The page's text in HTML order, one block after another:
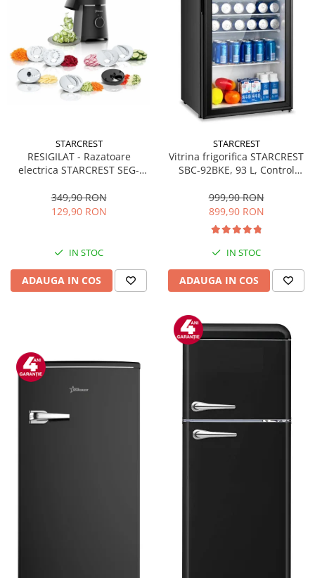
STARCREST
RESIGILAT - Razatoare
electrica STARCREST SEG-
taiere, Negru
349,90 RON
129,90 RON
IN STOC
ADAUGA IN COS
STARCREST
Vitrina frigorifica STARCREST
SBC-92BKE, 93 L, Control
83.2 cm, Negru
999,90 RON
899,90 RON
IN STOC
ADAUGA IN COS